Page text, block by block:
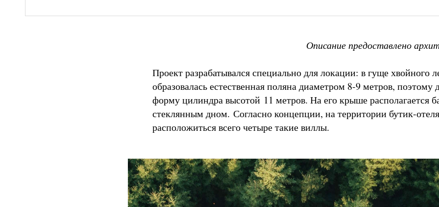
Описание предоставлено
Проект разрабатывался специально для локации: в гуще хвойного
образовалась естественная поляна диаметром 8-9 метров, поэтому
форму цилиндра высотой 11 метров. На его крыше располагается
стеклянным дном. Согласно концепции, на территории бутик-
расположиться всего четыре такие виллы.